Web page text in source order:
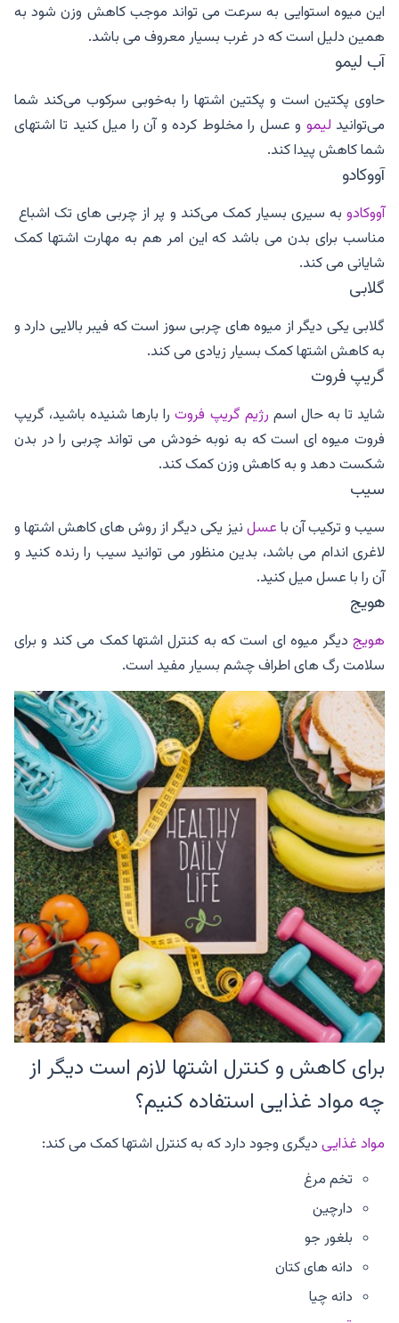
این میوه استوایی به سرعت می تواند موجب کاهش وزن شود به
همین دلیل است که در غرب بسیار معروف می باشد.
آب لیمو
حاوی پکتین است و پکتین اشتها را به‌خوبی سرکوب می‌کند شما
می‌توانید لیمو و عسل را مخلوط کرده و آن را میل کنید تا اشتهای
شما کاهش پیدا کند.
آووکادو
آووکادو به سیری بسیار کمک می‌کند و پر از چربی های تک اشباع
مناسب برای بدن می باشد که این امر هم به مهارت اشتها کمک
شایانی می کند.
گلابی
گلابی یکی دیگر از میوه های چربی سوز است که فیبر بالایی دارد و
به کاهش اشتها کمک بسیار زیادی می کند.
گریپ فروت
شاید تا به حال اسم رژیم گریپ فروترا بارها شنیده باشید، گریپ
فروت میوه ای است که به نوبه خودش می تواند چربی را در بدن
شکست دهد و به کاهش وزن کمک کند.
سیب
سیب و ترکیب آن باعسلنیز یکی دیگر از روش های کاهش اشتها و
لاغری اندام می باشد، بدین منظور می توانید سیب را رنده کنید و
آن را با عسل میل کنید.
هویج
هویج دیگر میوه ای است که به کنترل اشتها کمک می کند و برای
سلامت رگ های اطراف چشم بسیار مفید است.
برای کاهش و کنترل اشتها لازم است دیگر از
چه مواد غذایی استفاده کنیم؟
مواد غذاییدیگری وجود دارد که به کنترل اشتها کمک می کند:
تخم مرغ
دارچین
بلغور جو
دانه های کتان
دانه چیا